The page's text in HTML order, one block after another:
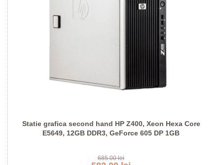
Statie grafica second hand HP Z400, Xeon Hexa Core
E5649, 12GB DDR3, GeForce 605 DP 1GB
685.00 lei